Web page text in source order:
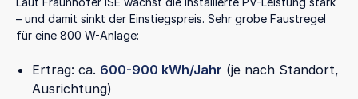
– und damit sinkt der Einstiegspreis. Sehr grobe Faustregel
für eine 800 W-Anlage:
Ertrag: ca. 600-900 kWh/Jahr (je nach Standort,
Ausrichtung)